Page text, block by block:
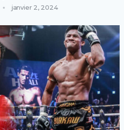
janvier 2, 2024